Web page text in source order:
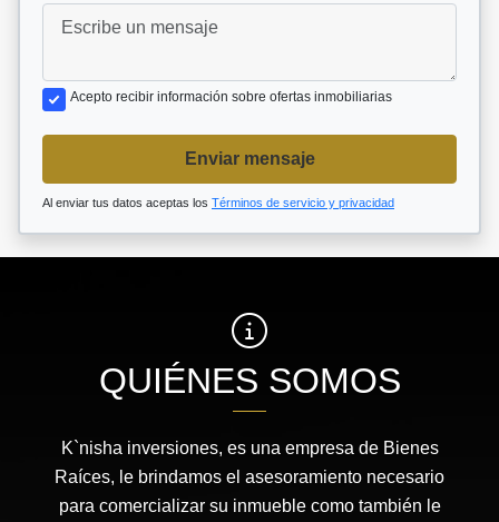
Acepto recibir información sobre ofertas inmobiliarias
Enviar mensaje
Al enviar tus datos aceptas los Términos de servicio y privacidad
QUIÉNES SOMOS
K`nisha inversiones, es una empresa de Bienes
Raíces, le brindamos el asesoramiento necesario
para comercializar su inmueble como también le